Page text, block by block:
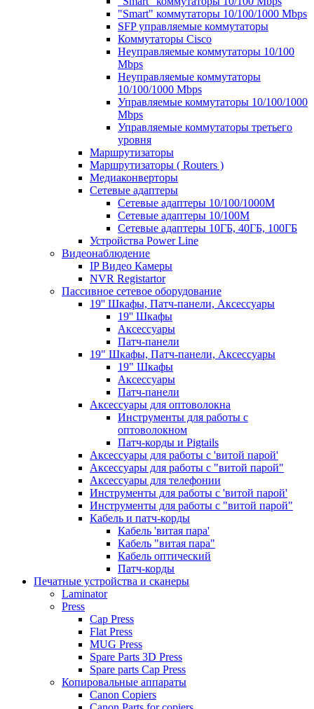
"Smart" коммутаторы 10/100/1000 Mbps
SFP управляемые коммутаторы
Коммутаторы Cisco
Неуправляемые коммутаторы 10/100
Mbps
Неуправляемые коммутаторы
10/100/1000 Mbps
Управляемые коммутаторы 10/100/1000
Mbps
Управляемые коммутаторы третьего
уровня
Маршрутизаторы
Маршрутизаторы ( Routers )
Медиаконверторы
Сетевые адаптеры
Сетевые адаптеры 10/100/1000М
Сетевые адаптеры 10/100M
Сетевые адаптеры 10ГБ, 40ГБ, 100ГБ
Устройства Power Line
Видеонаблюдение
IP Видео Камеры
NVR Registartor
Пассивное сетевое оборудование
19'' Шкафы, Патч-панели, Аксессуары
19'' Шкафы
Аксессуары
Патч-панели
19" Шкафы, Патч-панели, Аксессуары
19" Шкафы
Аксессуары
Патч-панели
Аксессуары для оптоволокна
Инструменты для работы с
оптоволокном
Патч-корды и Pigtails
Аксессуары для работы с 'витой парой'
Аксессуары для работы с "витой парой"
Аксессуары для телефонии
Инструменты для работы с 'витой парой'
Инструменты для работы с "витой парой"
Кабель и патч-корды
Кабель 'витая пара'
Кабель "витая пара"
Кабель оптический
Патч-корды
Печатные устройства и сканеры
Laminator
Press
Cap Press
Flat Press
MUG Press
Spare Parts 3D Press
Spare parts Cap Press
Копировальные аппараты
Canon Copiers